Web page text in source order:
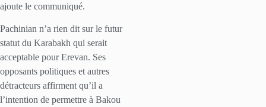
ajoute le communiqué.
Pachinian n’a rien dit sur le futur
statut du Karabakh qui serait
acceptable pour Erevan. Ses
opposants politiques et autres
détracteurs affirment qu’il a
l’intention de permettre à Bakou